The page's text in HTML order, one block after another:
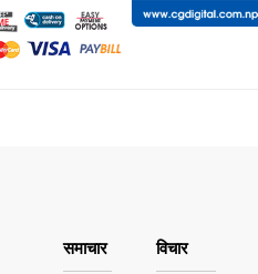
समाचार विचार